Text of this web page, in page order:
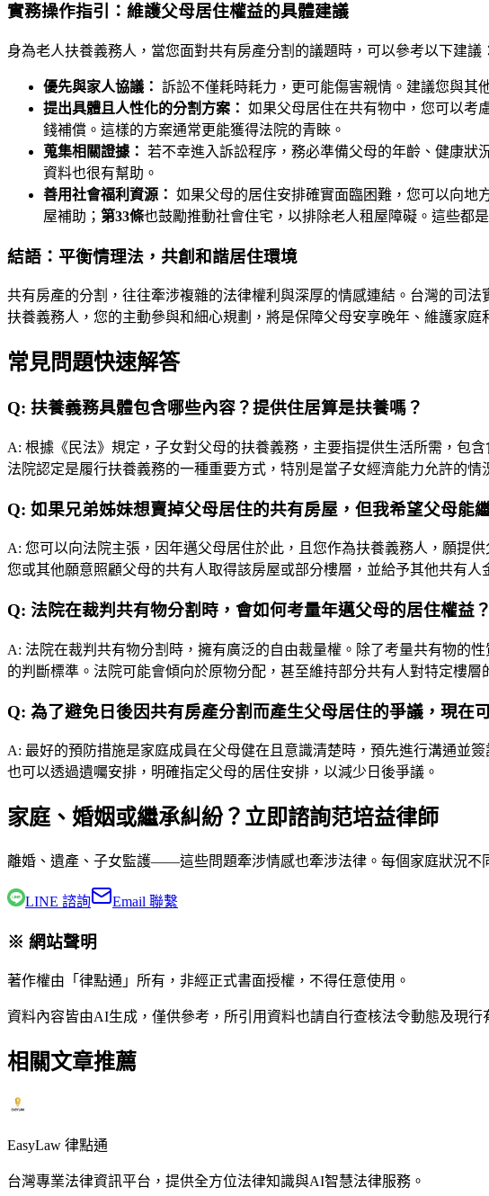
實務操作指引：維護父母居住權益的具體建議
身為老人扶養義務人，當您面對共有房產分割的議題時，可以參考以下建議
優先與家人協議： 訴訟不僅耗時耗力，更可能傷害親情。建議您與其
提出具體且人性化的分割方案： 如果父母居住在共有物中，您可以考
錢補償。這樣的方案通常更能獲得法院的青睞。
蒐集相關證據： 若不幸進入訴訟程序，務必準備父母的年齡、健康狀
資料也很有幫助。
善用社會福利資源： 如果父母的居住安排確實面臨困難，您可以向地
屋補助； 第33條也鼓勵推動社會住宅，以排除老人租屋障礙。這些都
結語：平衡情理法，共創和諧居住環境
共有房產的分割，往往牽涉複雜的法律權利與深厚的情感連結。台灣的司
扶養義務人，您的主動參與和細心規劃，將是保障父母安享晚年、維護家
常見問題快速解答
Q: 扶養義務具體包含哪些內容？提供住居算是扶養嗎？
A: 根據《民法》規定，子女對父母的扶養義務，主要指提供生活所需，包
法院認定是履行扶養義務的一種重要方式，特別是當子女經濟能力允許的情
Q: 如果兄弟姊妹想賣掉父母居住的共有房屋，但我希望父母能
A: 您可以向法院主張，因年邁父母居住於此，且您作為扶養義務人，願提
您或其他願意照顧父母的共有人取得該房屋或部分樓層，並給予其他共有
Q: 法院在裁判共有物分割時，會如何考量年邁父母的居住權益？
A: 法院在裁判共有物分割時，擁有廣泛的自由裁量權。除了考量共有物的
的判斷標準。法院可能會傾向於原物分配，甚至維持部分共有人對特定樓
Q: 為了避免日後因共有房產分割而產生父母居住的爭議，現在
A: 最好的預防措施是家庭成員在父母健在且意識清楚時，預先進行溝通並
也可以透過遺囑安排，明確指定父母的居住安排，以減少日後爭議。
家庭、婚姻或繼承糾紛？立即諮詢范培益律師
離婚、遺產、子女監護——這些問題牽涉情感也牽涉法律。每個家庭狀況不
LINE 諮詢 Email 聯繫
※ 網站聲明
著作權由「律點通」所有，非經正式書面授權，不得任意使用。
資料內容皆由AI生成，僅供參考，所引用資料也請自行查核法令動態及現
相關文章推薦
EasyLaw 律點通
台灣專業法律資訊平台，提供全方位法律知識與AI智慧法律服務。